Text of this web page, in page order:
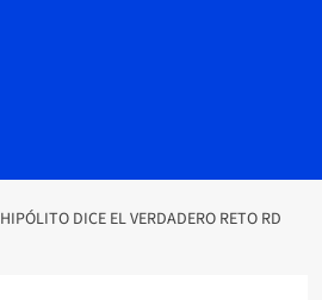
HIPÓLITO DICE EL VERDADERO RETO RD